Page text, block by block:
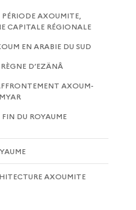
PÉRIODE AXOUMITE,
CAPITALE RÉGIONALE
EN ARABIE DU SUD
D’EZÄNÂ
AXOUM-
FIN DU ROYAUME
AXOUMITE